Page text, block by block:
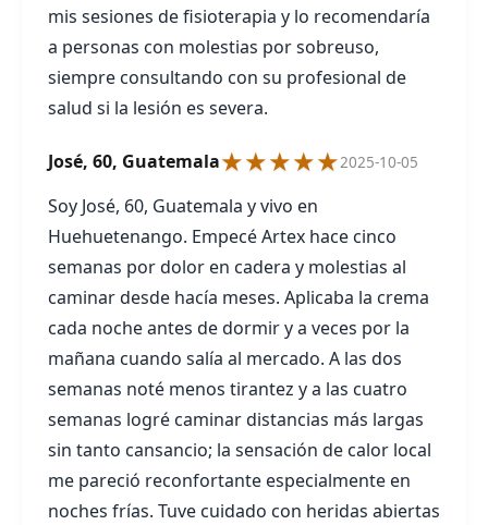
mis sesiones de fisioterapia y lo recomendaría
a personas con molestias por sobreuso,
siempre consultando con su profesional de
salud si la lesión es severa.
José, 60, Guatemala★★★★★2025-10-05
Soy José, 60, Guatemala y vivo en
Huehuetenango. Empecé Artex hace cinco
semanas por dolor en cadera y molestias al
caminar desde hacía meses. Aplicaba la crema
cada noche antes de dormir y a veces por la
mañana cuando salía al mercado. A las dos
semanas noté menos tirantez y a las cuatro
semanas logré caminar distancias más largas
sin tanto cansancio; la sensación de calor local
me pareció reconfortante especialmente en
noches frías. Tuve cuidado con heridas abiertas